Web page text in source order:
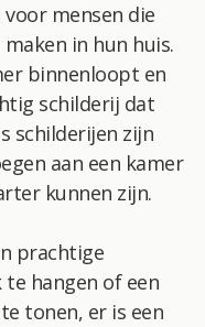
mensen die
in hun huis.
binnenloopt en
schilderij dat
schilderijen zijn
aan een kamer
kunnen zijn.
prachtige
hangen of een
tonen, er is een